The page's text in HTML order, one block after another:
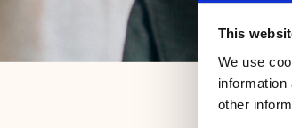
This
We use
other